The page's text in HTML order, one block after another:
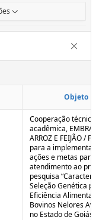
Objeto
Cooperação
acadêmica,
ARROZ E FEIJÃO /
para a
ações e metas
atendimento ao
pesquisa
Seleção Genética
Eficiência
Bovinos Nelores
no Estado de